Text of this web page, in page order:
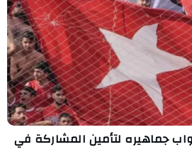
جماهيره لتأمين المشاركة في